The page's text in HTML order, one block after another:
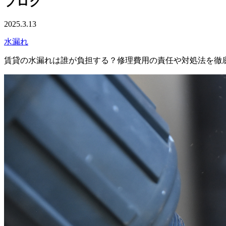
2025.3.13
水漏れ
賃貸の水漏れは誰が負担する？修理費用の責任や対処法を徹